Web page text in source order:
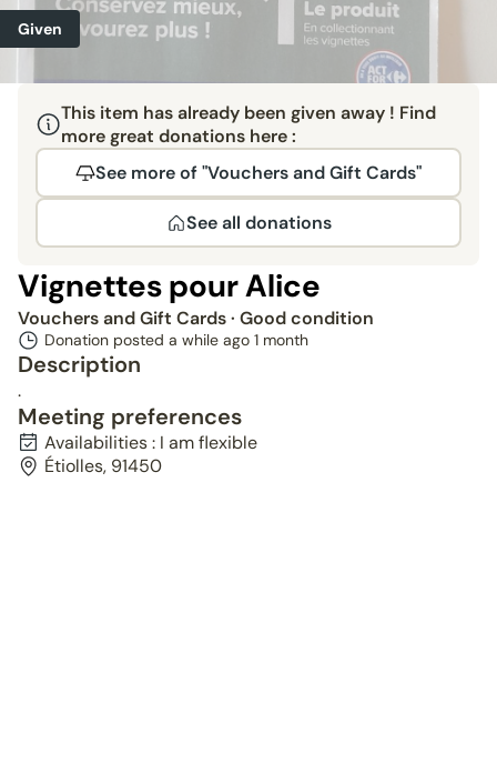
Given
This item has already been given away ! Find
more great donations here :
See more of "Vouchers and Gift Cards"
See all donations
Vignettes pour Alice
Vouchers and Gift Cards· Good condition
Donation posted a while ago 1 month
Description
.
Meeting preferences
Availabilities : I am flexible
Étiolles, 91450